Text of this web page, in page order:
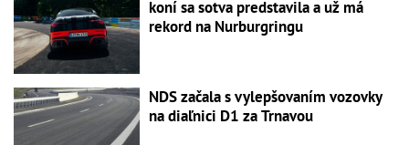
koní sa sotva predstavila a už má
rekord na Nurburgringu
NDS začala s vylepšovaním vozovky
na diaľnici D1 za Trnavou